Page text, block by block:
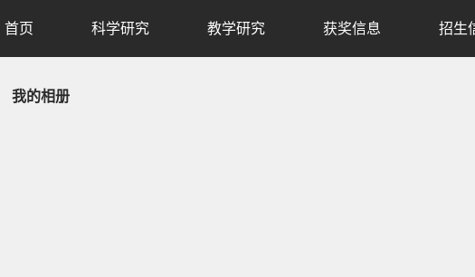
首页 科学研究 教学研究 获奖信息 招生
我的相册